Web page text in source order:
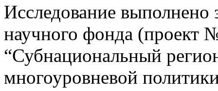
Исследование выполнено
научного фонда (проект
“Субнациональный
многоуровневой